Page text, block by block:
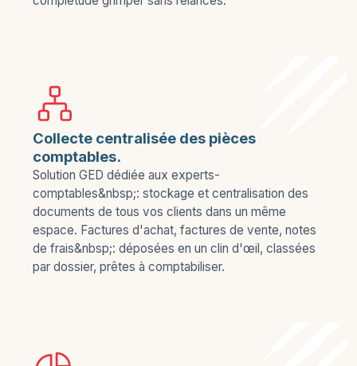
Collecte centralisée des pièces
comptables.
Solution GED dédiée aux experts-
comptables&nbsp;: stockage et centralisation des
documents de tous vos clients dans un même
espace. Factures d'achat, factures de vente, notes
de frais&nbsp;: déposées en un clin d'œil, classées
par dossier, prêtes à comptabiliser.